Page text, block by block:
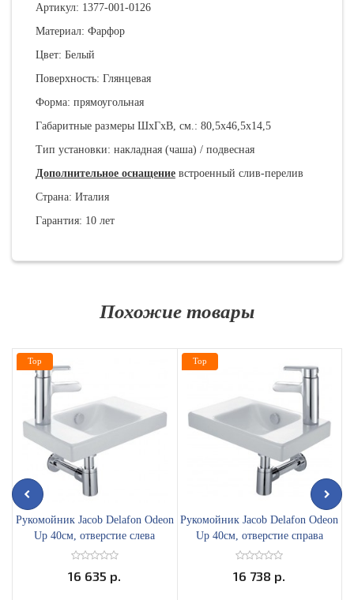
Артикул: 1377-001-0126
Материал: Фарфор
Цвет: Белый
Поверхность: Глянцевая
Форма: прямоугольная
Габаритные размеры ШхГхВ, см.: 80,5х46,5х14,5
Тип установки: накладная (чаша) / подвесная
Дополнительное оснащение встроенный слив-перелив
Страна: Италия
Гарантия: 10 лет
Похожие товары
Рукомойник Jacob Delafon Odeon
Up 40см, отверстие слева
16 635 р.
Top
Рукомойник Jacob Delafon Odeon
Up 40см, отверстие справа
16 738 р.
Top